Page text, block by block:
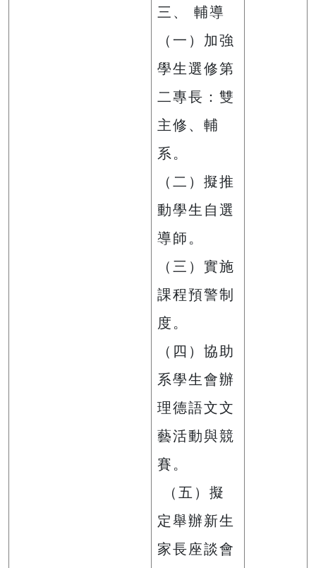
三、 輔導
（一）加強
學生選修第
二專長：雙
主修、輔
系。
（二）擬推
動學生自選
導師。
（三）實施
課程預警制
度。
（四）協助
系學生會辦
理德語文文
藝活動與競
賽。
（五）擬
定舉辦新生
家長座談會